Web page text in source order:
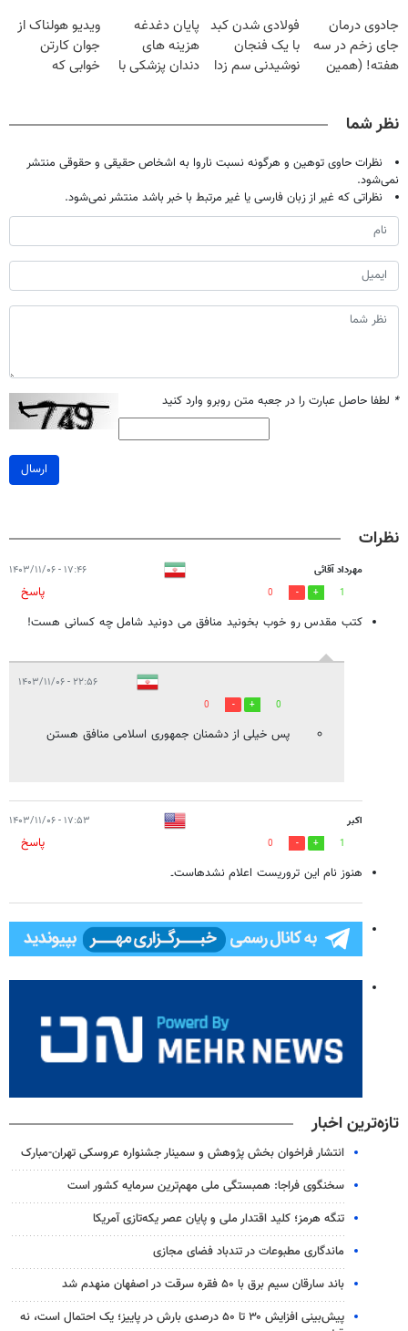
میلیون تومان!!!
الان ثبت نام کن
جادوی درمان
جای زخم در سه
هفته! (همین
فولادی شدن کبد
با یک فنجان
نوشیدنی سم زدا
پایان دغدغه
هزینه های
دندان پزشکی با
ویدیو هولناک از
جوان کارتن
خوابی که
نظر شما
نظرات حاوی توهین و هرگونه نسبت ناروا به اشخاص حقیقی و حقوقی منتشر
نمی‌شود.
نظراتی که غیر از زبان فارسی یا غیر مرتبط با خبر باشد منتشر نمی‌شود.
* لطفا حاصل عبارت را در جعبه متن روبرو وارد کنید
ارسال
نظرات
مهرداد آقائی ۱۷:۴۶ - ۱۴۰۳/۱۱/۰۶
1
0
پاسخ
کتب مقدس رو خوب بخونید منافق می دونید شامل چه کسانی هست!
۲۲:۵۶ - ۱۴۰۳/۱۱/۰۶
0
0
پس خیلی از دشمنان جمهوری اسلامی منافق هستن
اکبر ۱۷:۵۳ - ۱۴۰۳/۱۱/۰۶
1
0
پاسخ
هنوز نام این تروریست اعلام نشدهاست۔
تازه‌ترین اخبار
انتشار فراخوان بخش پژوهش و سمینار جشنواره عروسکی تهران-مبارک
سخنگوی فراجا: همبستگی ملی مهم‌ترین سرمایه کشور است
تنگه هرمز؛ کلید اقتدار ملی و پایان عصر یکه‌تازی آمریکا
ماندگاری مطبوعات در تندباد فضای مجازی
باند سارقان سیم برق با ۵۰ فقره سرقت در اصفهان منهدم شد
پیش‌بینی افزایش ۳۰ تا ۵۰ درصدی بارش در پاییز؛ یک احتمال است، نه